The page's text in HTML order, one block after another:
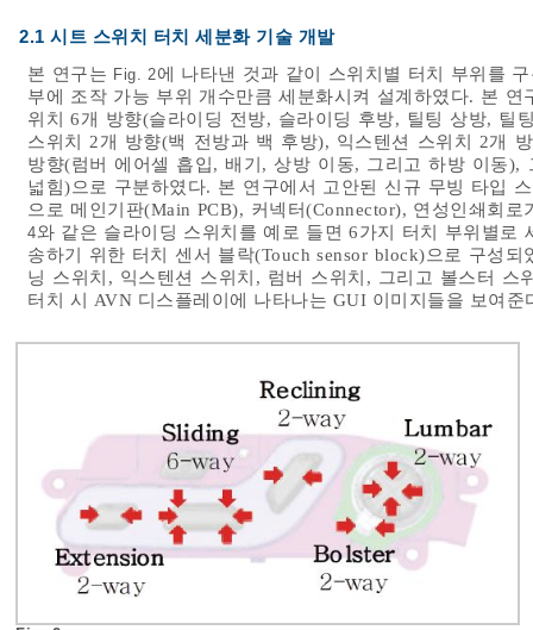
2.1 시트 스위치 터치 세분화 기술 개발
본 연구는 Fig. 2에 나타낸 것과 같이 스위치별 터치 부위를
부에 조작 가능 부위 개수만큼 세분화시켜 설계하였다. 본
위치 6개 방향(슬라이딩 전방, 슬라이딩 후방, 틸팅 상방, 틸
스위치 2개 방향(백 전방과 백 후방), 익스텐션 스위치 2개
방향(럼버 에어셀 흡입, 배기, 상방 이동, 그리고 하방 이동
넓힘)으로 구분하였다. 본 연구에서 고안된 신규 무빙 타입
으로 메인기판(Main PCB), 커넥터(Connector), 연성인쇄회
4와 같은 슬라이딩 스위치를 예로 들면 6가지 터치 부위별
송하기 위한 터치 센서 블락(Touch sensor block)으로 구성
닝 스위치, 익스텐션 스위치, 럼버 스위치, 그리고 볼스터 스
터치 시 AVN 디스플레이에 나타나는 GUI 이미지들을 보여준